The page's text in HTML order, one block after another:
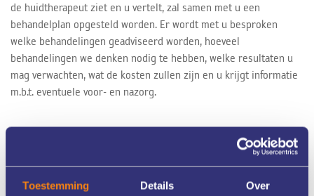
Toestemming Details Over
de huidtherapeut ziet en u vertelt, zal samen met u een
behandelplan opgesteld worden. Er wordt met u besproken
welke behandelingen geadviseerd worden, hoeveel
behandelingen we denken nodig te hebben, welke resultaten u
mag verwachten, wat de kosten zullen zijn en u krijgt informatie
m.b.t. eventuele voor- en nazorg.